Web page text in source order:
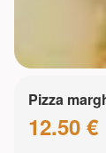
Pizza
12.50 €